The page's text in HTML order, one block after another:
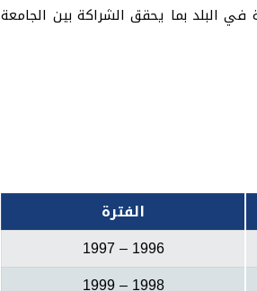
في البلد بما يحقق الشراكة بين الجامعة
الفترة
1996 – 1997
1998 – 1999